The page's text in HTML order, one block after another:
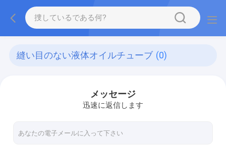
縫い目のない液体オイルチューブ (0)
メッセージ
迅速に返信します